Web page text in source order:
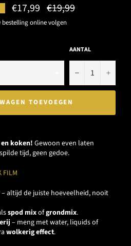
€17,99 Normale
prijs
€19,99
online volgen
AANTAL
− +
TOEVOEGEN
koken! Gewoon even laten
tijd, geen gedoe.
FILM
– altijd de juiste hoeveelheid, nooit
spod mixofgrondmix.
– meng met water, liquids of
wolkerig effect.